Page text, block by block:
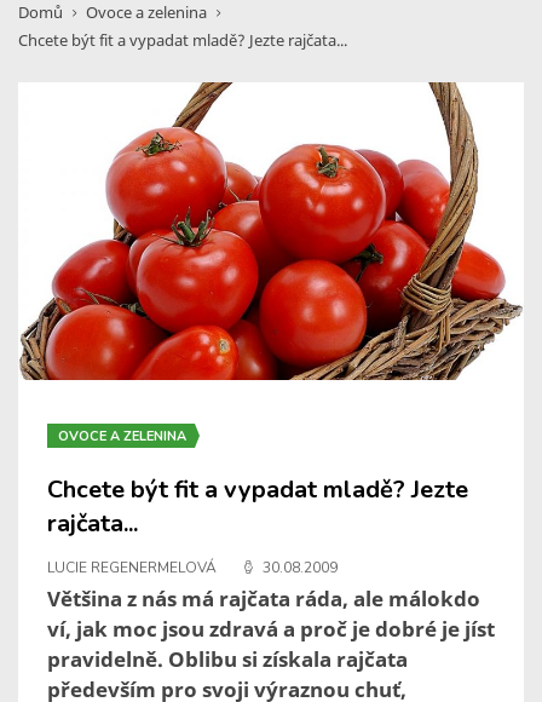
Domů
Ovoce a zelenina
Chcete být fit a vypadat mladě? Jezte rajčata...
OVOCE A ZELENINA
Chcete být fit a vypadat mladě? Jezte
rajčata...
LUCIE REGENERMELOVÁ 30.08.2009
Většina z nás má rajčata ráda, ale málokdo
ví, jak moc jsou zdravá a proč je dobré je jíst
pravidelně. Oblibu si získala rajčata
především pro svoji výraznou chuť,